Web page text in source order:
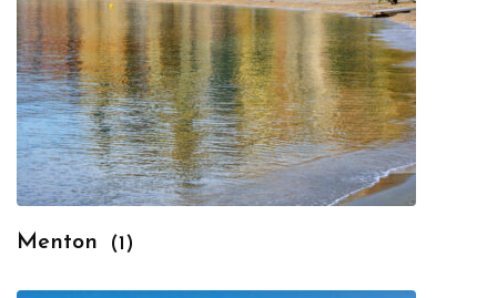
Menton (1)